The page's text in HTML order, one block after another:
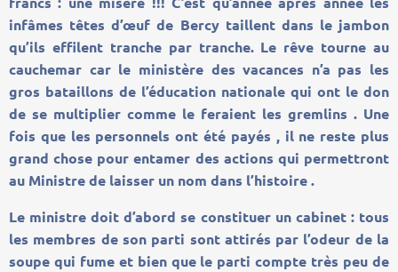
infâmes têtes d’œuf de Bercy taillent dans le jambon
qu’ils effilent tranche par tranche. Le rêve tourne au
cauchemar car le ministère des vacances n’a pas les
gros bataillons de l’éducation nationale qui ont le don
de se multiplier comme le feraient les gremlins . Une
fois que les personnels ont été payés , il ne reste plus
grand chose pour entamer des actions qui permettront
au Ministre de laisser un nom dans l’histoire .
Le ministre doit d’abord se constituer un cabinet : tous
les membres de son parti sont attirés par l’odeur de la
soupe qui fume et bien que le parti compte très peu de